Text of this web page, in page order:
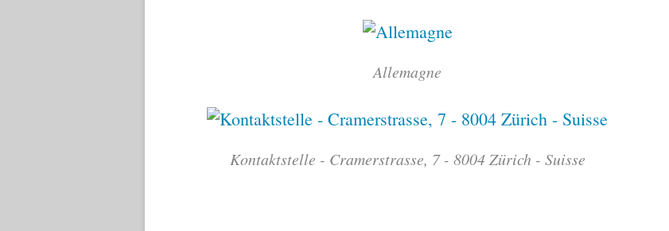
Allemagne
Kontaktstelle - Cramerstrasse, 7 - 8004 Zürich - Suisse